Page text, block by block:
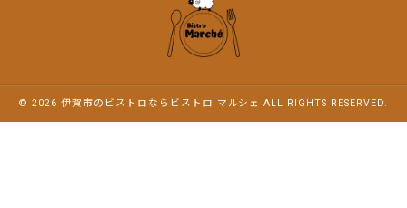
© 2026 伊賀市のビストロならビストロ マルシェ ALL RIGHTS RESERVED.